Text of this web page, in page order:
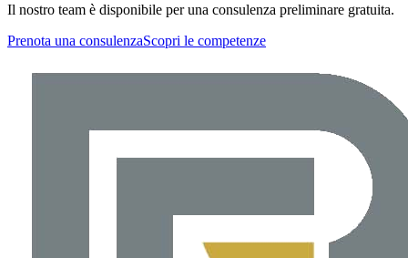
Il nostro team è disponibile per una consulenza preliminare gratuita.
Prenota una consulenzaScopri le competenze